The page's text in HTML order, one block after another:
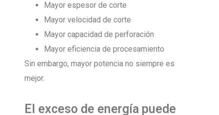
Mayor espesor de corte
Mayor velocidad de corte
Mayor capacidad de perforación
Mayor eficiencia de procesamiento
Sin embargo, mayor potencia no siempre es
mejor.
El exceso de energía puede